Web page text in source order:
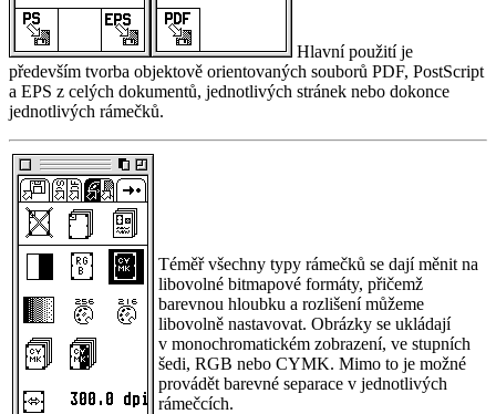
Hlavní použití je
především tvorba objektově orientovaných souborů PDF, PostScript
a EPS z celých dokumentů, jednotlivých stránek nebo dokonce
jednotlivých rámečků.
Téměř všechny typy rámečků se dají měnit na
libovolné bitmapové formáty, přičemž
barevnou hloubku a rozlišení můžeme
libovolně nastavovat. Obrázky se ukládají
v monochromatickém zobrazení, ve stupních
šedi, RGB nebo CYMK. Mimo to je možné
provádět barevné separace v jednotlivých
rámečcích.